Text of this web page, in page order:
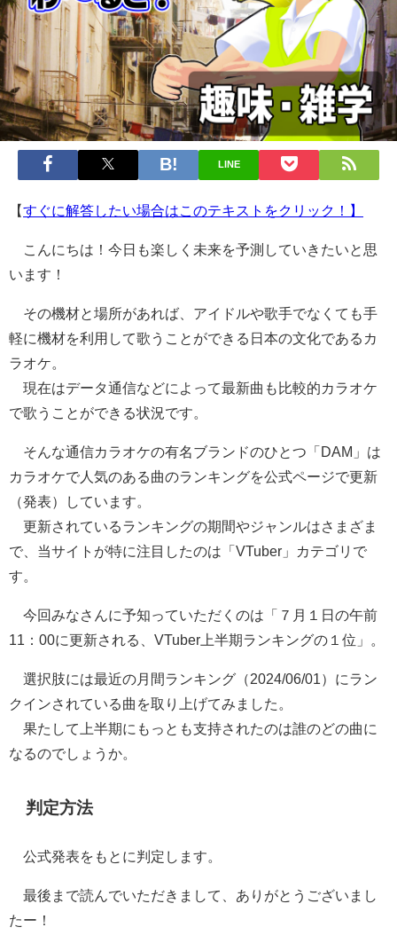
LINE
【すぐに解答したい場合はこのテキストをクリック！】
こんにちは！今日も楽しく未来を予測していきたいと思
います！
その機材と場所があれば、アイドルや歌手でなくても手
軽に機材を利用して歌うことができる日本の文化であるカ
ラオケ。
現在はデータ通信などによって最新曲も比較的カラオケ
で歌うことができる状況です。
そんな通信カラオケの有名ブランドのひとつ「DAM」は
カラオケで人気のある曲のランキングを公式ページで更新
（発表）しています。
更新されているランキングの期間やジャンルはさまざま
で、当サイトが特に注目したのは「VTuber」カテゴリで
す。
今回みなさんに予知っていただくのは「７月１日の午前
11：00に更新される、VTuber上半期ランキングの１位」。
選択肢には最近の月間ランキング（2024/06/01）にラン
クインされている曲を取り上げてみました。
果たして上半期にもっとも支持されたのは誰のどの曲に
なるのでしょうか。
判定方法
公式発表をもとに判定します。
最後まで読んでいただきまして、ありがとうございまし
たー！